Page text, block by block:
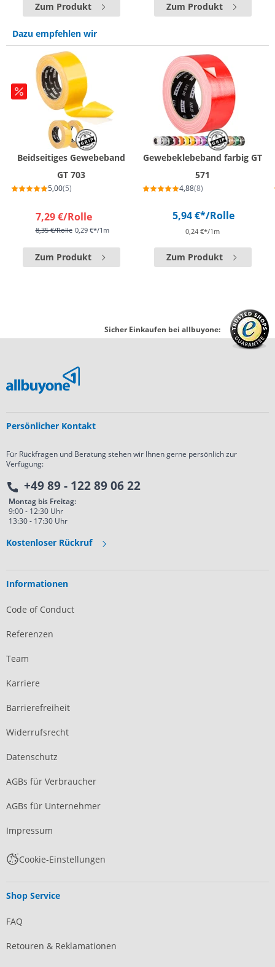
Zum Produkt Zum Produkt
Dazu empfehlen wir
Beidseitiges Gewebeband
GT 703
5,00(5)
7,29 €/Rolle
8,35 €/Rolle 0,29 €*/1m
Zum Produkt
Gewebeklebeband farbig GT
571
4,88(8)
5,94 €*/Rolle
0,24 €*/1m
Zum Produkt
Sicher Einkaufen bei allbuyone:
Persönlicher Kontakt
Für Rückfragen und Beratung stehen wir Ihnen gerne persönlich zur
Verfügung:
+49 89 - 122 89 06 22
Montag bis Freitag:
9:00 - 12:30 Uhr
13:30 - 17:30 Uhr
Kostenloser Rückruf
Informationen
Code of Conduct
Referenzen
Team
Karriere
Barrierefreiheit
Widerrufsrecht
Datenschutz
AGBs für Verbraucher
AGBs für Unternehmer
Impressum
Cookie-Einstellungen
Shop Service
FAQ
Retouren & Reklamationen